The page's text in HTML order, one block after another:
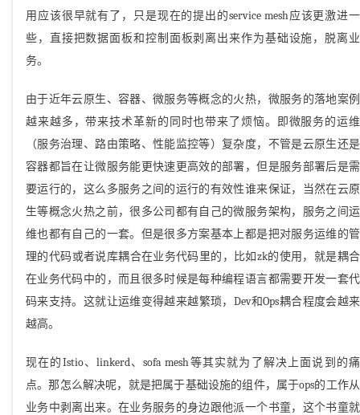
用应该很早就有了，只是现在的提出的service mesh应该更激进一
些，直接把数据面板和控制面板剥离出来作为基础设施，脱离业
务。
由于近年云原生、容器、微服务等概念的火热，微服务的落地案例
越来越多，带来技术革新的同时也带来了烦恼。即微服务的运维
（服务治理、路由策略、性能监控等）复杂度，不管是云原生还是
容器都旨在让微服务能更快速更高效的部署，但是服务部署后是需
要运行的，这么多服务之间的运行的有效性谁来保证，当然在云原
生等概念火热之前，很多公司都有自己的微服务架构，服务之间运
维也都有自己的一套。但是很多方案基本上都是把对服务运维的管
理的代码或者说库耦合在业务代码里的，比如zk的使用，就是耦合
在业务代码中的，而且很多时候是每种编程语言都需要开发一套代
码来支持。这就让运维变得越来越繁琐，Dev和Ops耦合程度会越来
越高。
现在的Istio、linkerd、sofa mesh等其实就为了解决上面说到的痛
点。那怎么解决呢，就是把属于基础设施的组件，属于ops的工作从
业务中剥离出来。在业务服务的身边跟他派一个书童，这个书童就